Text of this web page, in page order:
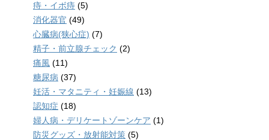
痔・イボ痔 (5)
消化器官 (49)
心臓病(狭心症) (7)
精子・前立腺チェック (2)
痛風 (11)
糖尿病 (37)
妊活・マタニティ・妊娠線 (13)
認知症 (18)
婦人病・デリケートゾーンケア (1)
防災グッズ・放射能対策 (5)